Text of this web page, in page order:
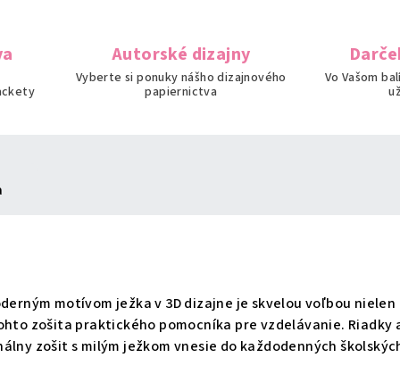
Autorské dizajny
Vyberte si ponuky nášho dizajnového
papiernictva
Vo Vašom
motívom ježka v 3D dizajne je skvelou voľbou
zošita praktického pomocníka pre vzdelávanie. Riadky
zošit s milým ježkom vnesie do každodenných